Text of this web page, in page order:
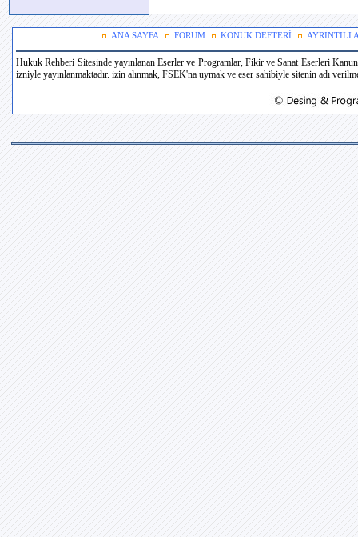
ANA SAYFA FORUM KONUK DEFTERİ AYRINTILI
Hukuk Rehberi Sitesinde yayınlanan Eserler ve Programlar, Fikir ve Sanat Eserleri
izniyle yayınlanmaktadır. izin alınmak, FSEK'na uymak ve eser sahibiyle sitenin adı